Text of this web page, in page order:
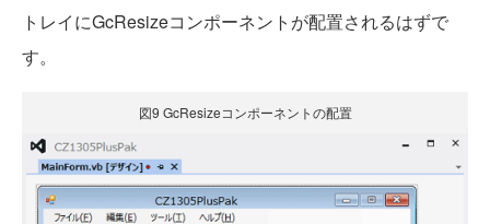
トレイにGcResizeコンポーネントが配置されるはずで
す。
図9 GcResizeコンポーネントの配置